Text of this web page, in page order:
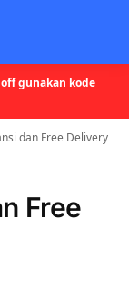
off gunakan kode
dan Free Delivery
Free